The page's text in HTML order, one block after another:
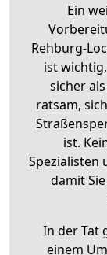
Ein
Rehburg-
ist
sicher
ratsam,
ist.
Spezialisten
damit
In der Tat
einem